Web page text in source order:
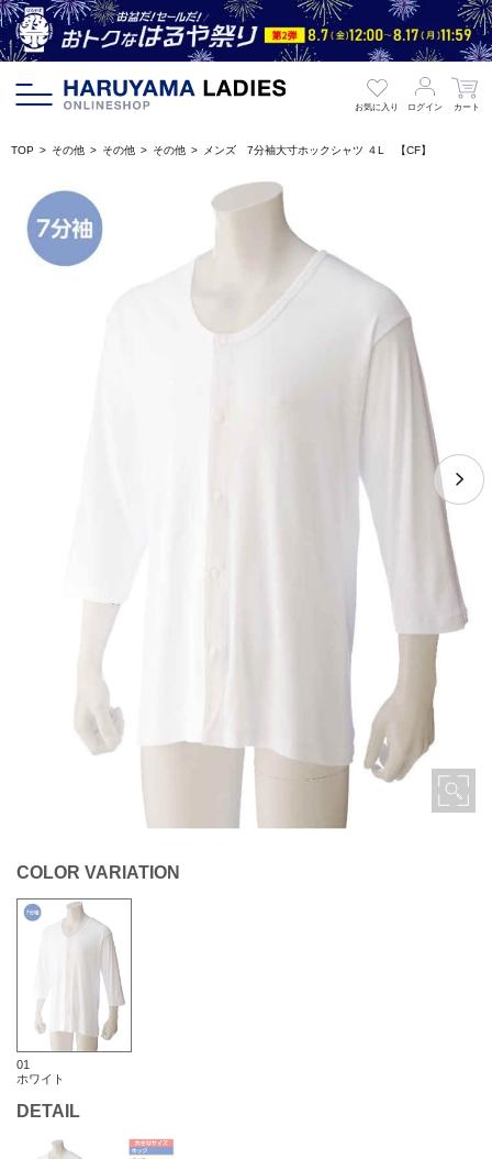
お気に入り ログイン カート
TOP その他 その他 その他 メンズ 7分袖大寸ホックシャツ ４L 【CF】
COLOR VARIATION
01
ホワイト
DETAIL